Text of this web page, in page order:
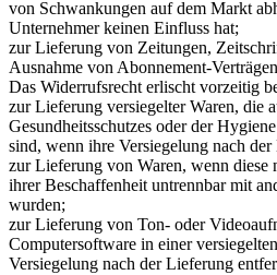
von Schwankungen auf dem Markt
Unternehmer keinen Einfluss hat;
zur Lieferung von Zeitungen,
Ausnahme von Abonnement-
Das Widerrufsrecht erlischt vorzeitig
zur Lieferung versiegelter Waren, die
Gesundheitsschutzes oder der
sind, wenn ihre Versiegelung nach
zur Lieferung von Waren, wenn diese
ihrer Beschaffenheit untrennbar mit
wurden;
zur Lieferung von Ton- oder
Computersoftware in einer
Versiegelung nach der Lieferung